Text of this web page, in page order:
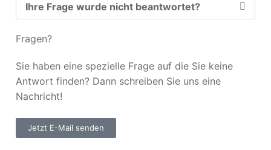
Ihre Frage wurde nicht beantwortet?
Fragen?
Sie haben eine spezielle Frage auf die Sie keine
Antwort finden? Dann schreiben Sie uns eine
Nachricht!
Jetzt E-Mail senden